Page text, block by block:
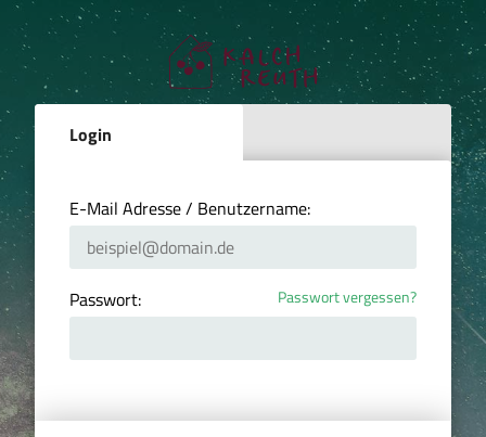
Login
E-Mail Adresse / Benutzername:
Passwort: Passwort vergessen?